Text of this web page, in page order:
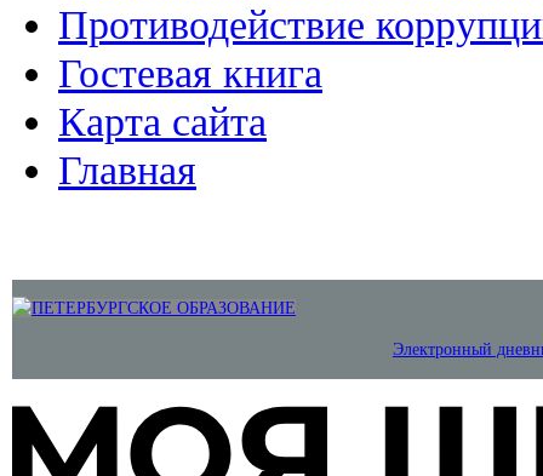
Противодействие
Гостевая книга
Карта сайта
Главная
Электронный